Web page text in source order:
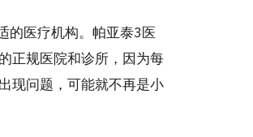
的医疗机构。帕亚泰3医
正规医院和诊所，因为每
现问题，可能就不再是小